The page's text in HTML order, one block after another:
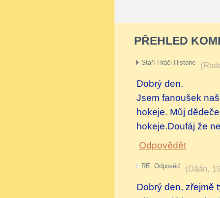
PŘEHLED
Staří Hráči Historie (
Dobrý den.
Jsem fanoušek
hokeje. Můj
hokeje.Doufáj že
Odpovědět
RE: Odpověď (Dáán,
Dobrý den, zřejmě